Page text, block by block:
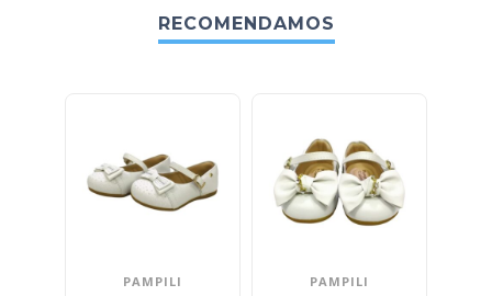
RECOMENDAMOS
PAMPILI PAMPILI